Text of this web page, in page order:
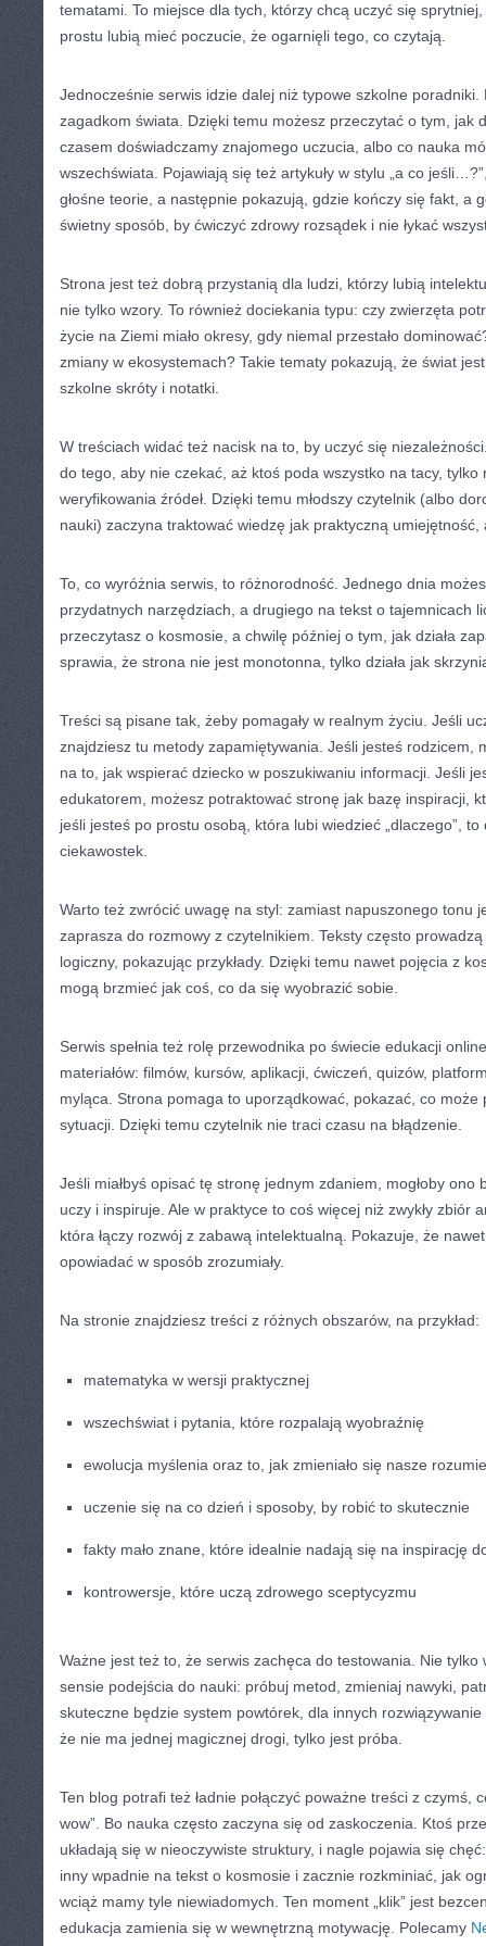
tematami. To miejsce dla tych, którzy chcą uczyć się
prostu lubią mieć poczucie, że ogarnięli tego, co czytają.
Jednocześnie serwis idzie dalej niż typowe szkolne poradniki.
zagadkom świata. Dzięki temu możesz przeczytać o tym, jak
czasem doświadczamy znajomego uczucia, albo co nauka
wszechświata. Pojawiają się też artykuły w stylu „a co
głośne teorie, a następnie pokazują, gdzie kończy się fakt, a
świetny sposób, by ćwiczyć zdrowy rozsądek i nie łykać
Strona jest też dobrą przystanią dla ludzi, którzy lubią
nie tylko wzory. To również dociekania typu: czy zwierzęta
życie na Ziemi miało okresy, gdy niemal przestało
zmiany w ekosystemach? Takie tematy pokazują, że świat
szkolne skróty i notatki.
W treściach widać też nacisk na to, by uczyć się
do tego, aby nie czekać, aż ktoś poda wszystko na tacy, tylko
weryfikowania źródeł. Dzięki temu młodszy czytelnik (albo
nauki) zaczyna traktować wiedzę jak praktyczną
To, co wyróżnia serwis, to różnorodność. Jednego dnia
przydatnych narzędziach, a drugiego na tekst o tajemnicach
przeczytasz o kosmosie, a chwilę później o tym, jak działa
sprawia, że strona nie jest monotonna, tylko działa jak
Treści są pisane tak, żeby pomagały w realnym życiu. Jeśli
znajdziesz tu metody zapamiętywania. Jeśli jesteś rodzicem,
na to, jak wspierać dziecko w poszukiwaniu informacji. Jeśli
edukatorem, możesz potraktować stronę jak bazę inspiracji,
jeśli jesteś po prostu osobą, która lubi wiedzieć „dlaczego”,
ciekawostek.
Warto też zwrócić uwagę na styl: zamiast napuszonego tonu
zaprasza do rozmowy z czytelnikiem. Teksty często
logiczny, pokazując przykłady. Dzięki temu nawet pojęcia z
mogą brzmieć jak coś, co da się wyobrazić sobie.
Serwis spełnia też rolę przewodnika po świecie edukacji
materiałów: filmów, kursów, aplikacji, ćwiczeń, quizów,
myląca. Strona pomaga to uporządkować, pokazać, co może
sytuacji. Dzięki temu czytelnik nie traci czasu na błądzenie.
Jeśli miałbyś opisać tę stronę jednym zdaniem, mogłoby ono
uczy i inspiruje. Ale w praktyce to coś więcej niż zwykły zbiór
która łączy rozwój z zabawą intelektualną. Pokazuje, że
opowiadać w sposób zrozumiały.
Na stronie znajdziesz treści z różnych obszarów, na przykład:
matematyka w wersji praktycznej
wszechświat i pytania, które rozpalają wyobraźnię
ewolucja myślenia oraz to, jak zmieniało się nasze
uczenie się na co dzień i sposoby, by robić to skutecznie
fakty mało znane, które idealnie nadają się na inspirację
kontrowersje, które uczą zdrowego sceptycyzmu
Ważne jest też to, że serwis zachęca do testowania. Nie tylko
sensie podejścia do nauki: próbuj metod, zmieniaj nawyki,
skuteczne będzie system powtórek, dla innych
że nie ma jednej magicznej drogi, tylko jest próba.
Ten blog potrafi też ładnie połączyć poważne treści z czymś,
wow”. Bo nauka często zaczyna się od zaskoczenia. Ktoś
układają się w nieoczywiste struktury, i nagle pojawia się
inny wpadnie na tekst o kosmosie i zacznie rozkminiać, jak
wciąż mamy tyle niewiadomych. Ten moment „klik” jest
edukacja zamienia się w wewnętrzną motywację. Polecamy